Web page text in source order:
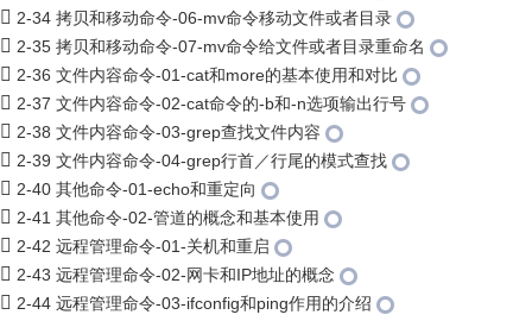
2-34 拷贝和移动命令-06-mv命令移动文件或者目录
2-35 拷贝和移动命令-07-mv命令给文件或者目录重命名
2-36 文件内容命令-01-cat和more的基本使用和对比
2-37 文件内容命令-02-cat命令的-b和-n选项输出行号
2-38 文件内容命令-03-grep查找文件内容
2-39 文件内容命令-04-grep行首／行尾的模式查找
2-40 其他命令-01-echo和重定向
2-41 其他命令-02-管道的概念和基本使用
2-42 远程管理命令-01-关机和重启
2-43 远程管理命令-02-网卡和IP地址的概念
2-44 远程管理命令-03-ifconfig和ping作用的介绍